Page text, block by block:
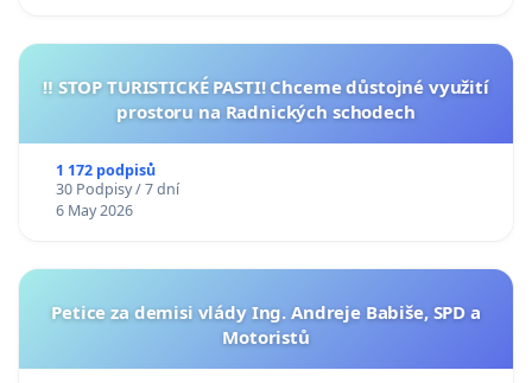
‼️ STOP TURISTICKÉ PASTI! Chceme důstojné využití
prostoru na Radnických schodech
1 172 podpisů
30 Podpisy / 7 dní
6 May 2026
Petice za demisi vlády Ing. Andreje Babiše, SPD a
Motoristů